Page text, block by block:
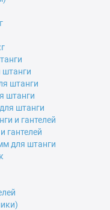
штанги
штанги
штанги
и гантелей
гантелей
для штанги